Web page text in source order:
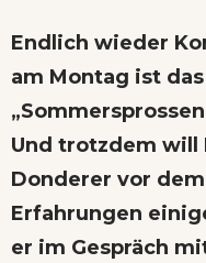
Endlich wieder
am Montag ist
Und trotzdem will
Donderer vor
Erfahrungen
er im Gespräch